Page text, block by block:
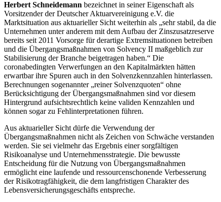
Herbert Schneidemann bezeichnet in seiner Eigenschaft als
Vorsitzender der Deutscher Aktuarvereinigung e.V. die
Marktsituation aus aktuarieller Sicht weiterhin als „sehr stabil, da die
Unternehmen unter anderem mit dem Aufbau der Zinszusatzreserve
bereits seit 2011 Vorsorge für derartige Extremsituationen betreiben
und die Übergangsmaßnahmen von Solvency II maßgeblich zur
Stabilisierung der Branche beigetragen haben.“ Die
coronabedingten Verwerfungen an den Kapitalmärkten hätten
erwartbar ihre Spuren auch in den Solvenzkennzahlen hinterlassen.
Berechnungen sogenannter „reiner Solvenzquoten“ ohne
Berücksichtigung der Übergangsmaßnahmen sind vor diesem
Hintergrund aufsichtsrechtlich keine validen Kennzahlen und
können sogar zu Fehlinterpretationen führen.
Aus aktuarieller Sicht dürfe die Verwendung der
Übergangsmaßnahmen nicht als Zeichen von Schwäche verstanden
werden. Sie sei vielmehr das Ergebnis einer sorgfältigen
Risikoanalyse und Unternehmensstrategie. Die bewusste
Entscheidung für die Nutzung von Übergangsmaßnahmen
ermöglicht eine laufende und ressourcenschonende Verbesserung
der Risikotragfähigkeit, die dem langfristigen Charakter des
Lebensversicherungsgeschäfts entspreche.